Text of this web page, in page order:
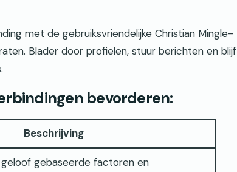
met de gebruiksvriendelijke Christian Mingle-
Blader door profielen, stuur berichten en blijf
bevorderen:
Beschrijving
gebaseerde factoren en